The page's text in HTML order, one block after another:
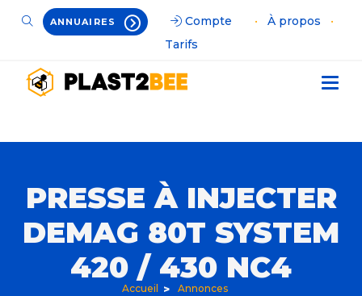
ANNUAIRES Compte • À propos
•
Tarifs
PRESSE À INJECTER
DEMAG 80T SYSTEM
420 / 430 NC4
Accueil
Annonces